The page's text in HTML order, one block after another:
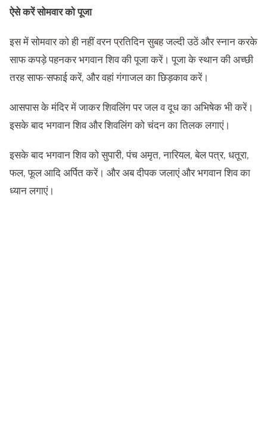
ऐसे करें सोमवार को पूजा
इस में सोमवार को ही नहीं वरन प्रतिदिन सुबह जल्दी उठें और स्नान करके
साफ कपड़े पहनकर भगवान शिव की पूजा करें। पूजा के स्थान की अच्छी
तरह साफ-सफाई करें, और वहां गंगाजल का छिड़काव करें।
आसपास के मंदिर में जाकर शिवलिंग पर जल व दूध का अभिषेक भी करें।
इसके बाद भगवान शिव और शिवलिंग को चंदन का तिलक लगाएं।
इसके बाद भगवान शिव को सुपारी, पंच अमृत, नारियल, बेल पत्र, धतूरा,
फल, फूल आदि अर्पित करें। और अब दीपक जलाएं और भगवान शिव का
ध्यान लगाएं।